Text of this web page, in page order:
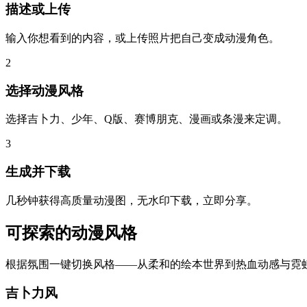
描述或上传
输入你想看到的内容，或上传照片把自己变成动漫角色。
2
选择动漫风格
选择吉卜力、少年、Q版、赛博朋克、漫画或条漫来定调。
3
生成并下载
几秒钟获得高质量动漫图，无水印下载，立即分享。
可探索的动漫风格
根据氛围一键切换风格——从柔和的绘本世界到热血动感与霓
吉卜力风